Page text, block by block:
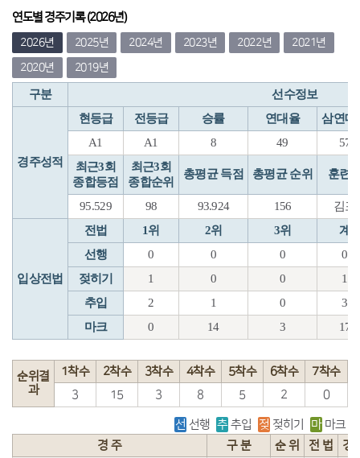
연도별 경주기록 (2026년)
2026년 2025년 2024년 2023년 2022년
2021년
2020년
2019년
구분 선수정보
경주성적
현등급 전등급 승률 연대율
삼연대
A1
A1 8 49
57
최근3회
종합등점
최근3회
종합순위
총평균 득점 총평균 순위 훈련
95.529 98 93.924 156 김포
입상전법
전법 1위 2위 3위
계
선행
0 0 0
0
젖히기
1 0 0
1
추입
2 1 0
3
마크
0 14 3 17
순위결
과
1착수 2착수 3착수 4착수 5착수 6착수
7착수
3
15 3 8 5 2 0
선 선행 추 추입 젖 젖히기 마 마크
경 주
구 분 순 위 전 법
경